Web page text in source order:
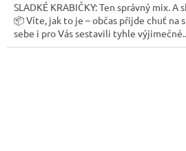
SLADKÉ KRABIČKY: Ten správný mix. A
📦 Víte, jak to je – občas přijde chuť na
sebe i pro Vás sestavili tyhle